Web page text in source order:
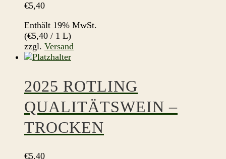
€5,40
Enthält 19% MwSt.
(€5,40 / 1 L)
zzgl. Versand
2025 ROTLING
QUALITÄTSWEIN –
TROCKEN
€5,40